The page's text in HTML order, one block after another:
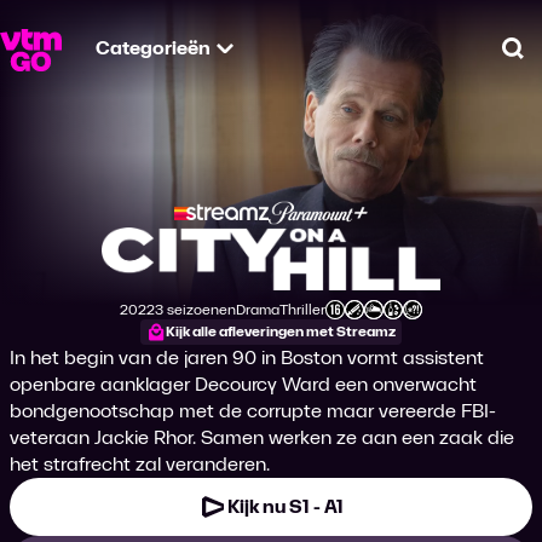
Categorieën
City on a Hill
Productiejaar
20223 seizoenen
Genre
Drama
Genre
Thriller
Leeftijdsclassificatie
Kijk alle afleveringen met Streamz
In het begin van de jaren 90 in Boston vormt assistent
openbare aanklager Decourcy Ward een onverwacht
bondgenootschap met de corrupte maar vereerde FBI-
veteraan Jackie Rhor. Samen werken ze aan een zaak die
het strafrecht zal veranderen.
Kijk nu S1 - A1